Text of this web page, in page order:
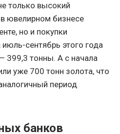
только высокий
ювелирном бизнесе
но и покупки
сентябрь этого года
399,3 тонны. А с начала
уже 700 тонн золота, что
период
банков